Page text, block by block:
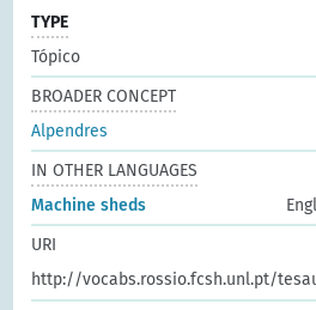
TYPE
Tópico
BROADER CONCEPT
Alpendres
IN OTHER LANGUAGES
Machine sheds
URI
http://vocabs.rossio.fcsh.unl.pt/